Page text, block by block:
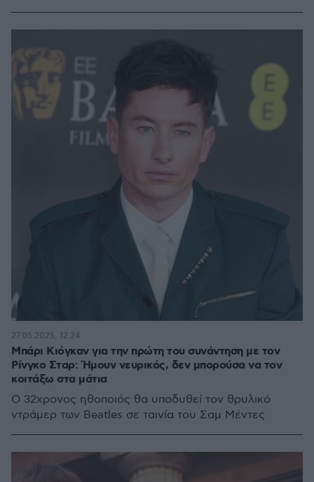
Μπάρι Κιόγκαν για την πρώτη του συνάντηση με τον
Ρίνγκο Σταρ: Ήμουν νευρικός, δεν μπορούσα να τον
κοιτάξω στα μάτια
Ο 32χρονος ηθοποιός θα υποδυθεί τον θρυλικό
ντράμερ των Beatles σε ταινία του Σαμ Μέντες
27.05.2025, 12:24